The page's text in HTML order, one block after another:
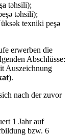
təhsili);
təhsili);
texniki peşə
erwerben die
Abschlüsse:
Auszeichnung
).
nach der zuvor
1 Jahr auf
bzw. 6